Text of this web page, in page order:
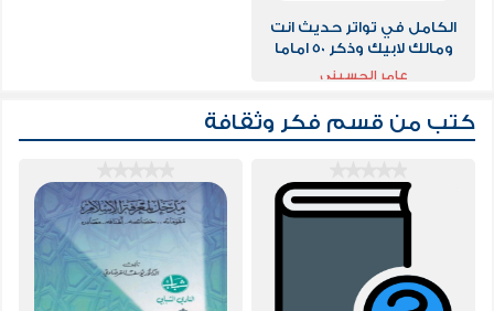
الكامل في تواتر حديث انت
ومالك لابيك وذكر 50 اماما
ممن صححوه مع بيان تاويله
عامر الحسيني
كتب من قسم فكر وثقافة